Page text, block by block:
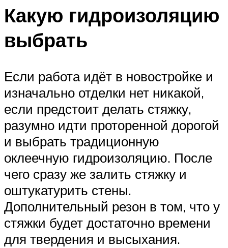
Какую гидроизоляцию
выбрать
Если работа идёт в новостройке и
изначально отделки нет никакой,
если предстоит делать стяжку,
разумно идти проторенной дорогой
и выбрать традиционную
оклеечную гидроизоляцию. После
чего сразу же залить стяжку и
оштукатурить стены.
Дополнительный резон в том, что у
стяжки будет достаточно времени
для твердения и высыхания.